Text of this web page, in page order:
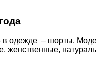
в одежде – шорты.
женственные,